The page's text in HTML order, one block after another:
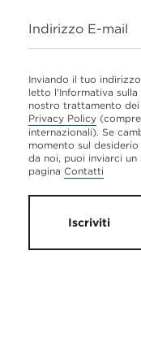
Indirizzo E-mail
Inviando il tuo
letto l'Informativa
nostro trattamento
Privacy Policy
internazionali). Se
momento sul
da noi, puoi inviarci
pagina Contatti
Iscriviti